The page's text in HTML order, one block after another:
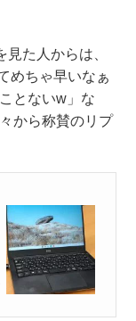
た人からは、
めちゃ早いなぁ
とないw」な
から称賛のリプ